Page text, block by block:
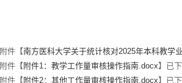
附件【南方医科大学关于统计核对2025年本科教学
附件【 附件1：教学工作量审核操作指南.docx】已
附件【 附件2：其他工作量审核操作指南.docx】已